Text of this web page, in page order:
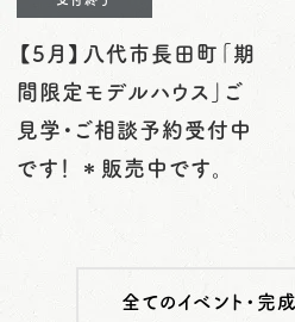
【5月】八代市長田町「期
間限定モデルハウス」ご
見学・ご相談予約受付中
です！ ＊販売中です。
全てのイベント・完